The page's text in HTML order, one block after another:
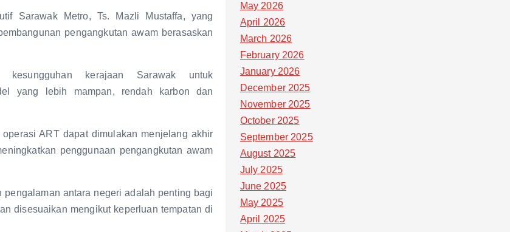
Sarawak Metro, Ts. Mazli Mustaffa, yang
pengangkutan awam berasaskan
kesungguhan kerajaan Sarawak untuk
yang lebih mampan, rendah karbon dan
ART dapat dimulakan menjelang akhir
penggunaan pengangkutan awam
antara negeri adalah penting bagi
disesuaikan mengikut keperluan tempatan di
May 2026
April 2026
March 2026
February 2026
January 2026
December 2025
November 2025
October 2025
September 2025
August 2025
July 2025
June 2025
May 2025
April 2025